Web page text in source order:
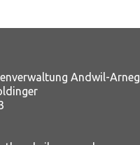
Andwil-